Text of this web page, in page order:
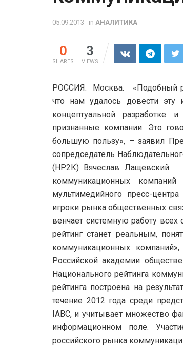
05.09.2013 in АНАЛИТИКА
0
SHARES
3
VIEWS
РОССИЯ. Москва. «Подобный
что нам удалось довести
концептуальной разработке
признанные компании. Это
большую пользу», – заявил
сопредседатель
(НР2К) Вячеслав Лащевский.
коммуникационных
мультимедийного пресс-
игроки рынка общественных
венчает системную работу всех
рейтинг станет реальным,
коммуникационных
Российской академии
Национального рейтинга
рейтинга построена на
течение 2012 года среди
IABC, и учитывает множество
информационном поле.
российского рынка